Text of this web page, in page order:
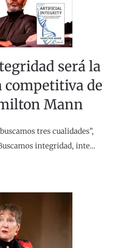
será la
competitiva de
Mann
tres cualidades”,
integridad, inte…